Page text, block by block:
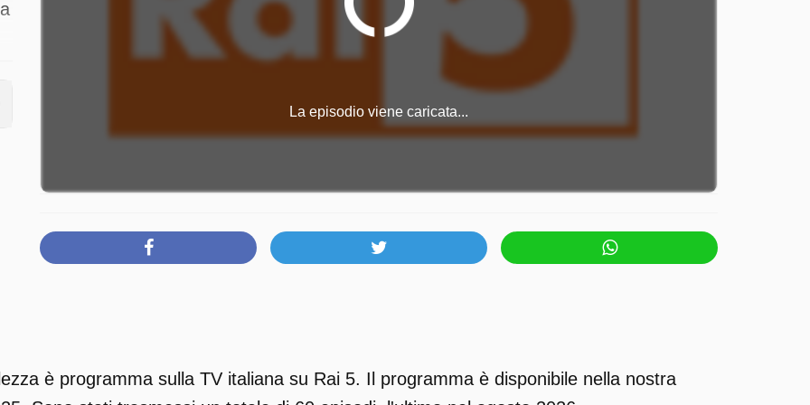
La episodio viene caricata...
è programma sulla TV italiana su Rai 5. Il programma è disponibile nella nostra